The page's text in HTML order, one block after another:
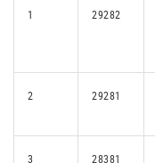
1 29282
2 29281
3 28381